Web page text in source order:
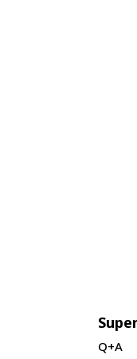
Q+A